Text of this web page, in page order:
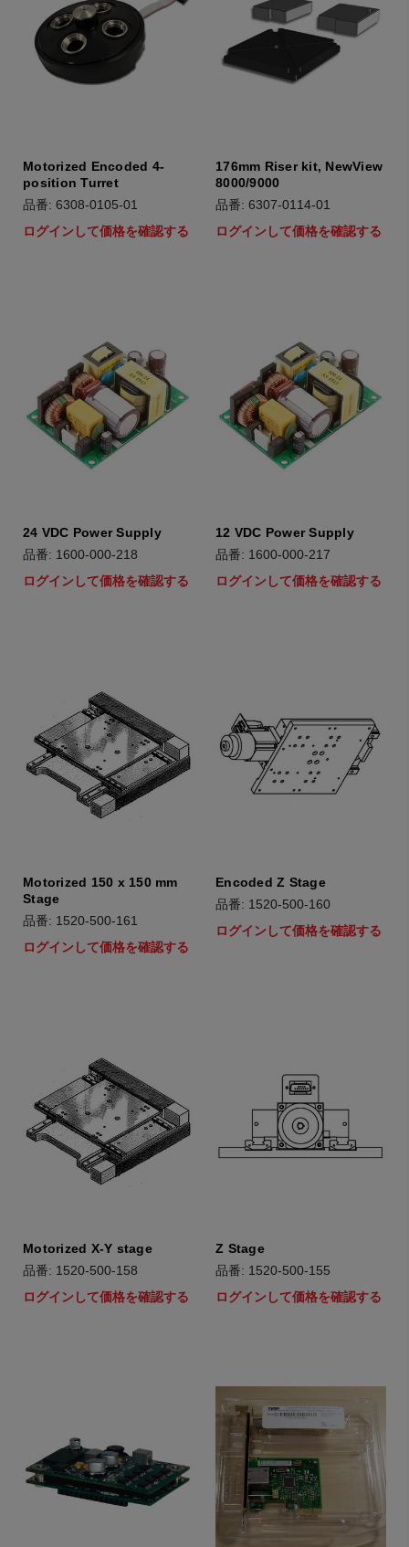
Motorized Encoded 4-
position Turret
品番: 6308-0105-01
ログインして価格を確認する
176mm Riser kit, NewView
8000/9000
品番: 6307-0114-01
ログインして価格を確認する
24 VDC Power Supply
品番: 1600-000-218
ログインして価格を確認する
12 VDC Power Supply
品番: 1600-000-217
ログインして価格を確認する
Motorized 150 x 150 mm
Stage
品番: 1520-500-161
ログインして価格を確認する
Encoded Z Stage
品番: 1520-500-160
ログインして価格を確認する
Motorized X-Y stage
品番: 1520-500-158
ログインして価格を確認する
Z Stage
品番: 1520-500-155
ログインして価格を確認する